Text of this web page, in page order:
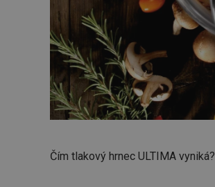
Čím tlakový hrnec ULTIMA vyniká?